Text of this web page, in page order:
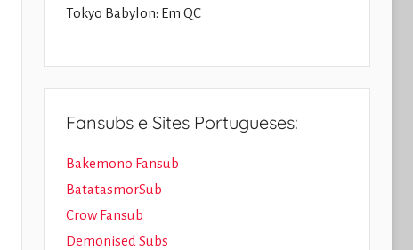
Tokyo Babylon: Em QC
Fansubs e Sites Portugueses:
Bakemono Fansub
BatatasmorSub
Crow Fansub
Demonised Subs